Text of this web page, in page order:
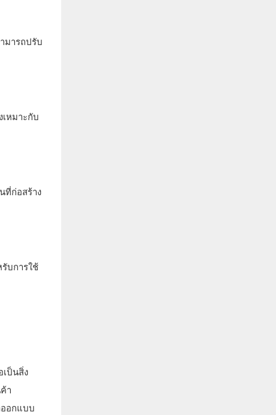
มารถปรับ
หมาะกับ
ที่ก่อสร้าง
บการใช้
ป็นสิ่ง
า
อกแบบ